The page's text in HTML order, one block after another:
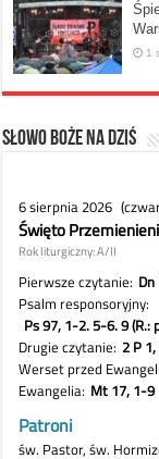
1
Słowo Boże na dziś